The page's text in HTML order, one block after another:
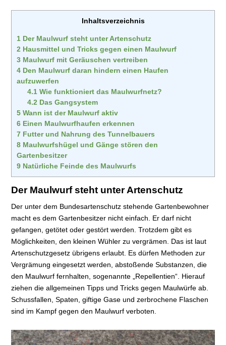
Inhaltsverzeichnis
1 Der Maulwurf steht unter Artenschutz
2 Hausmittel und Tricks gegen einen Maulwurf
3 Maulwurf mit Geräuschen vertreiben
4 Den Maulwurf daran hindern einen Haufen
aufzuwerfen
4.1Wie funktioniert das Maulwurfnetz?
4.2Das Gangsystem
5 Wann ist der Maulwurf aktiv
6 Einen Maulwurfhaufen erkennen
7 Futter und Nahrung des Tunnelbauers
8 Maulwurfshügel und Gänge stören den
Gartenbesitzer
9 Natürliche Feinde des Maulwurfs
Der Maulwurf steht unter Artenschutz
Der unter dem Bundesartenschutz stehende Gartenbewohner
macht es dem Gartenbesitzer nicht einfach. Er darf nicht
gefangen, getötet oder gestört werden. Trotzdem gibt es
Möglichkeiten, den kleinen Wühler zu vergrämen. Das ist laut
Artenschutzgesetz übrigens erlaubt. Es dürfen Methoden zur
Vergrämung eingesetzt werden, abstoßende Substanzen, die
den Maulwurf fernhalten, sogenannte „Repellentien“. Hierauf
ziehen die allgemeinen Tipps und Tricks gegen Maulwürfe ab.
Schussfallen, Spaten, giftige Gase und zerbrochene Flaschen
sind im Kampf gegen den Maulwurf verboten.